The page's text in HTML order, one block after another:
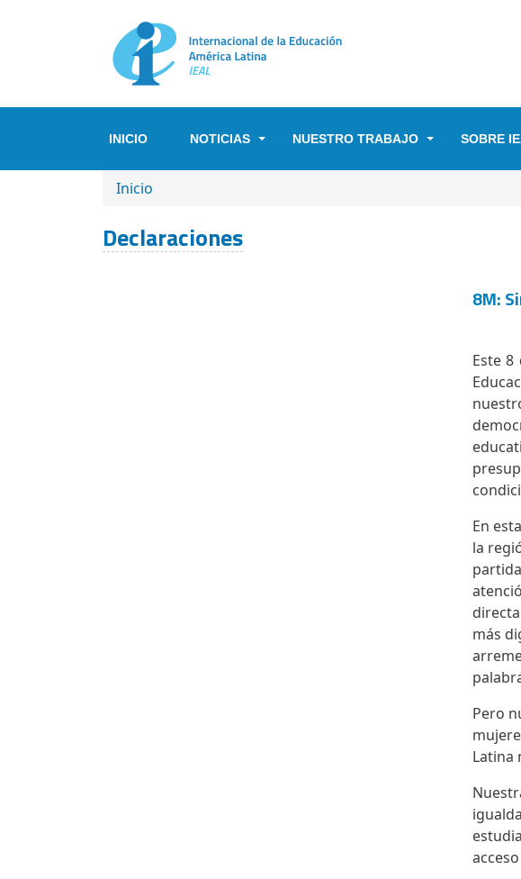
INICIO NOTICIAS NUESTRO TRABAJO SOBRE
SOBRESCRIBIR ENLACES DE AYUDA A LA
Inicio
Declaraciones
8M:
Este
En
la
más
Pero
Latina